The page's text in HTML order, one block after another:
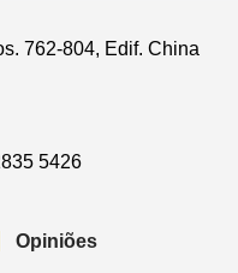
762-804, Edif. China
5426
Opiniões